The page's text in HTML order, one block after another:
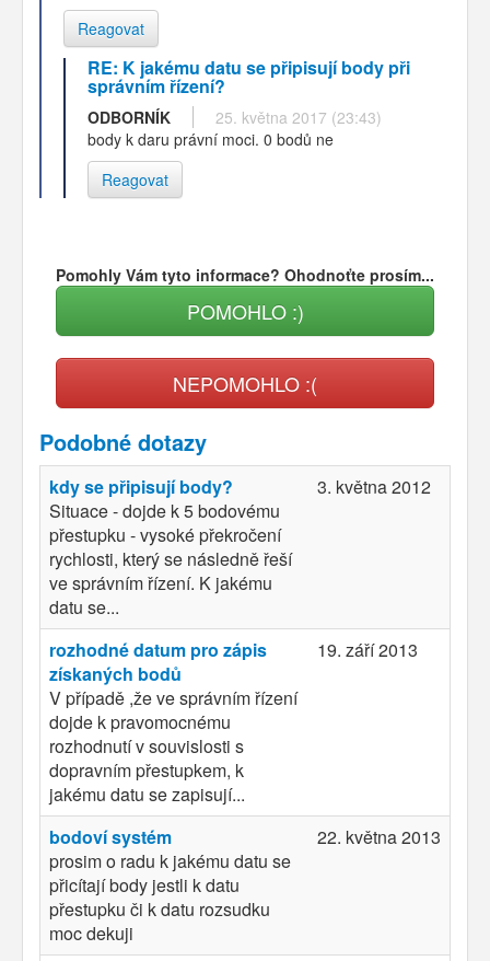
Reagovat
RE: K jakému datu se připisují body při
správním řízení?
ODBORNÍK
25. května 2017 (23:43)
body k daru právní moci. 0 bodů ne
Reagovat
Pomohly Vám tyto informace? Ohodnoťte prosím...
POMOHLO :)
NEPOMOHLO :(
Podobné dotazy
kdy se připisují body?
Situace - dojde k 5 bodovému
přestupku - vysoké překročení
rychlosti, který se následně řeší
ve správním řízení. K jakému
datu se...
3. května 2012
rozhodné datum pro zápis
získaných bodů
V případě ,že ve správním řízení
dojde k pravomocnému
rozhodnutí v souvislosti s
dopravním přestupkem, k
jakému datu se zapisují...
19. září 2013
bodoví systém
prosim o radu k jakému datu se
přicítají body jestli k datu
přestupku či k datu rozsudku
moc dekuji
22. května 2013